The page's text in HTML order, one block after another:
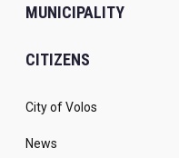
MUNICIPALITY
CITIZENS
City of Volos
News